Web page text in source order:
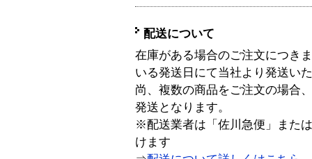
配送について
在庫がある場合のご注文につき
いる発送日にて当社より発送い
尚、複数の商品をご注文の場合
発送となります。
※配送業者は「佐川急便」また
けます